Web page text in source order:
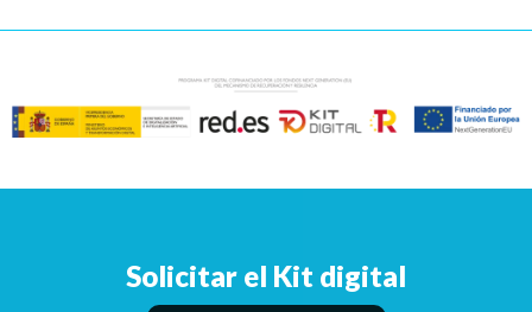
Solicitar el Kit digital